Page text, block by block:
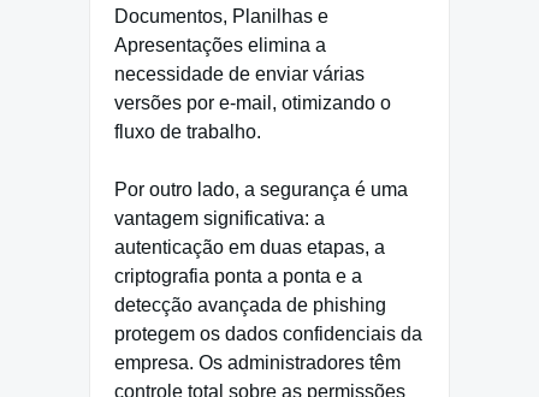
Documentos, Planilhas e
Apresentações elimina a
necessidade de enviar várias
versões por e-mail, otimizando o
fluxo de trabalho.
Por outro lado, a segurança é uma
vantagem significativa: a
autenticação em duas etapas, a
criptografia ponta a ponta e a
detecção avançada de phishing
protegem os dados confidenciais da
empresa. Os administradores têm
controle total sobre as permissões